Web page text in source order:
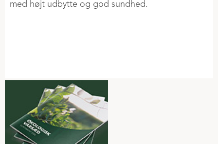
med højt udbytte og god sundhed.